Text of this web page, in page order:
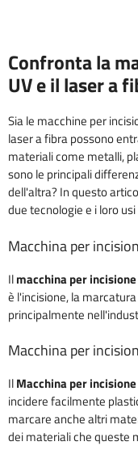
Confronta la
UV e il laser a
Sia le macchine per
laser a fibra possono
materiali come metalli,
sono le principali
dell'altra? In questo
due tecnologie e i loro
Macchina per
Ilmacchina per
è l'incisione, la
principalmente
Macchina per
IlMacchina per
incidere facilmente
marcare anche altri
dei materiali che queste